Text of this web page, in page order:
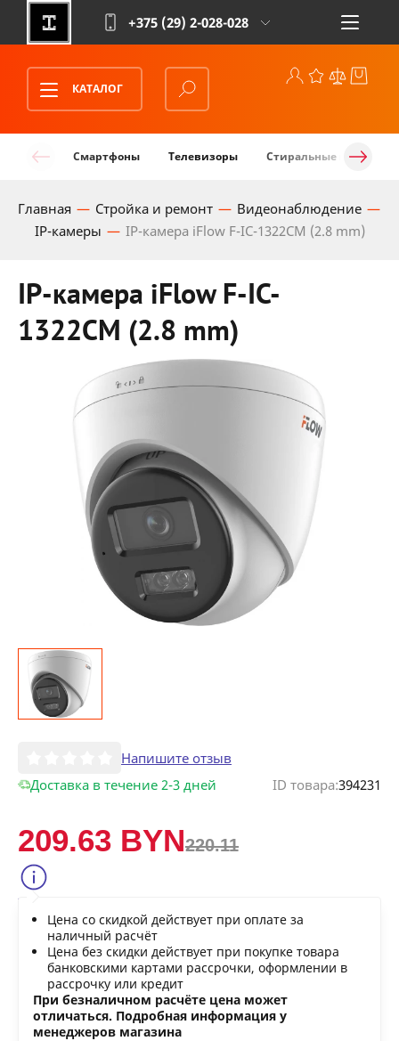
+375 (29) 2-028-028
КАТАЛОГ
Смартфоны Телевизоры Стиральные машины
Главная Стройка и ремонт
Видеонаблюдение
IP-камеры
IP-камера iFlow F-IC-1322CM (2.8 mm)
IP-камера iFlow F-IC-
1322CM (2.8 mm)
Напишите отзыв
Доставка в течение 2-3 дней
ID товара:394231
209.63 BYN220.11
Цена со скидкой действует при оплате за
наличный расчёт
Цена без скидки действует при покупке товара
банковскими картами рассрочки, оформлении в
рассрочку или кредит
При безналичном расчёте цена может
отличаться. Подробная информация у
менеджеров магазина
Нашли дешевле?